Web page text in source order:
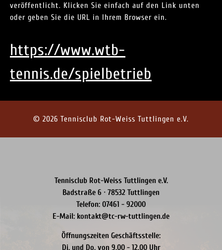
veröffentlicht. Klicken Sie einfach auf den Link unten
oder geben Sie die URL in Ihrem Browser ein.
https://www.wtb-
tennis.de/spielbetrieb
© 2026 Tennisclub Rot-Weiss Tuttlingen e.V.
Tennisclub Rot-Weiss Tuttlingen e.V.
Badstraße 6 · 78532 Tuttlingen
Telefon: 07461 - 92000
E-Mail: kontakt@tc-rw-tuttlingen.de
Öffnungszeiten Geschäftsstelle:
Di. und Do. von 9.00 - 12.00 Uhr